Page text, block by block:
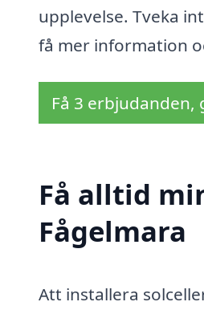
upplevelse. Tveka
få mer information
Få 3
Få alltid
Fågelmara
Att installera